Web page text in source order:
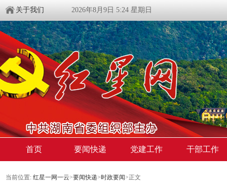
关于我们 2026年8月9日 5:24 星期日
首页 要闻快递 党建工作 干部工作
当前位置: 红星一网一云>要闻快递>时政要闻>正文